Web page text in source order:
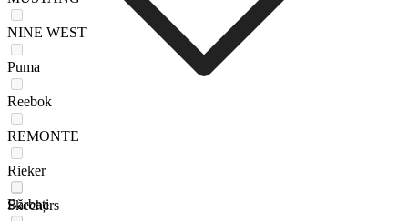
NINE WEST
Puma
Reebok
REMONTE
Rieker
Skechers
Bărbați